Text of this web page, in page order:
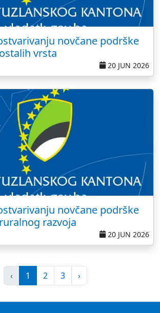
novčane podrške
vrsta
20 JUN 2026
novčane podrške
razvoja
20 JUN 2026
‹ 1 2 3 ›